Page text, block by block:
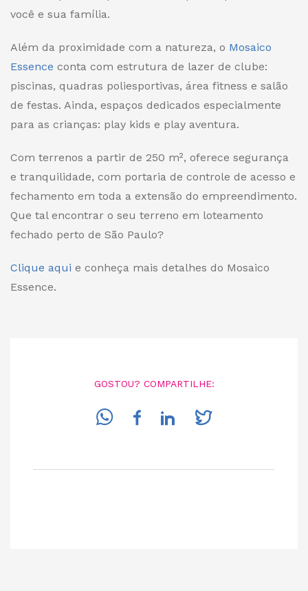
você e sua família.
Além da proximidade com a natureza, o Mosaico
Essence conta com estrutura de lazer de clube:
piscinas, quadras poliesportivas, área fitness e salão
de festas. Ainda, espaços dedicados especialmente
para as crianças: play kids e play aventura.
Com terrenos a partir de 250 m², oferece segurança
e tranquilidade, com portaria de controle de acesso e
fechamento em toda a extensão do empreendimento.
Que tal encontrar o seu terreno em loteamento
fechado perto de São Paulo?
Clique aqui e conheça mais detalhes do Mosaico
Essence.
GOSTOU? COMPARTILHE: